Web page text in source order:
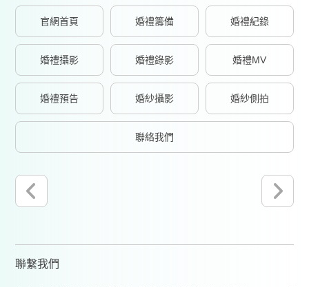
官網首頁 婚禮籌備 婚禮紀錄
婚禮攝影 婚禮錄影 婚禮MV
婚禮預告 婚紗攝影 婚紗側拍
聯絡我們
聯繫我們